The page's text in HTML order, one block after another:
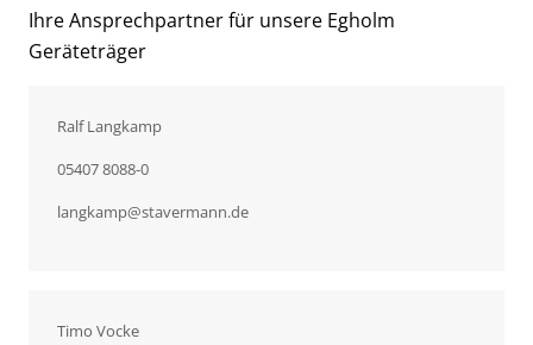
Ihre Ansprechpartner für unsere Egholm
Geräteträger
Ralf Langkamp
05407 8088-0
langkamp@stavermann.de
Timo Vocke